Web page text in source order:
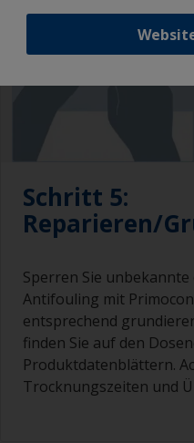
Schritt 5:
Reparieren/
Sperren Sie
Antifouling mit
entsprechend
finden Sie auf den
Produktdatenblättern.
Trocknungszeiten und